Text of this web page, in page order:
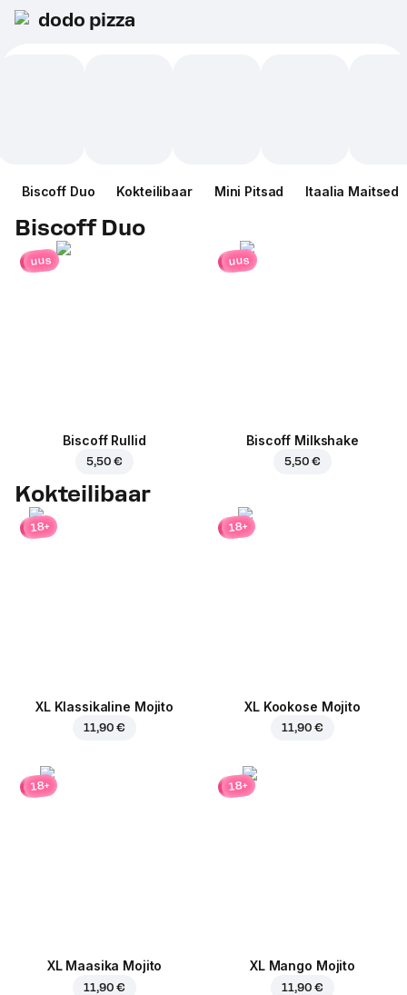
dodo pizza
Biscoff Duo Kokteilibaar Mini Pitsad Itaalia Maitsed
Biscoff Duo
uus
Biscoff Rullid
5,50 €
uus
Biscoff Milkshake
5,50 €
Kokteilibaar
18+
XL Klassikaline Mojito
11,90 €
18+
XL Kookose Mojito
11,90 €
18+
XL Maasika Mojito
11,90 €
18+
XL Mango Mojito
11,90 €